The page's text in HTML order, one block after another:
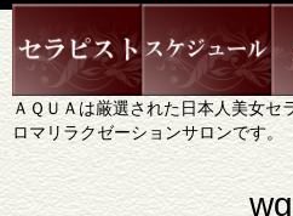
ＡＱＵＡは厳選された日本人美女セ
ロマリラクゼーションサロンです。
wg